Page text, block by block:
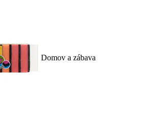
Domov a zábava